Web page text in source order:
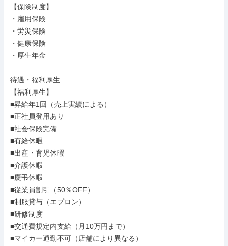
【保険制度】
・雇用保険
・労災保険
・健康保険
・厚生年金
待遇・福利厚生
【福利厚生】
■昇給年1回（売上実績による）
■正社員登用あり
■社会保険完備
■有給休暇
■出産・育児休暇
■介護休暇
■慶弔休暇
■従業員割引（50％OFF）
■制服貸与（エプロン）
■研修制度
■交通費規定内支給（月10万円まで）
■マイカー通勤不可（店舗により異なる）